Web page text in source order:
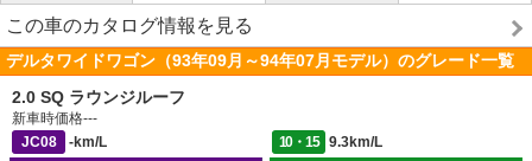
この車のカタログ情報を見る
デルタワイドワゴン（93年09月～94年07月モデル）のグレード一覧
2.0 SQ ラウンジルーフ
新車時価格---
JC08
-km/L 10・15
9.3km/L